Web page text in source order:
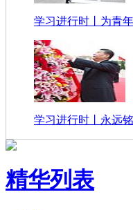
学习进行时丨为青
学习进行时丨永远
精华列表